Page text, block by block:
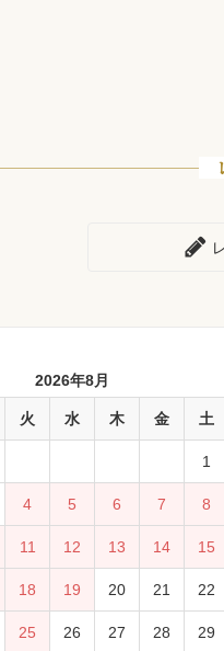
2026年8月
火 水 木 金 土
1
4 5 6 7 8
11 12 13 14 15
18 19 20 21 22
25 26 27 28 29